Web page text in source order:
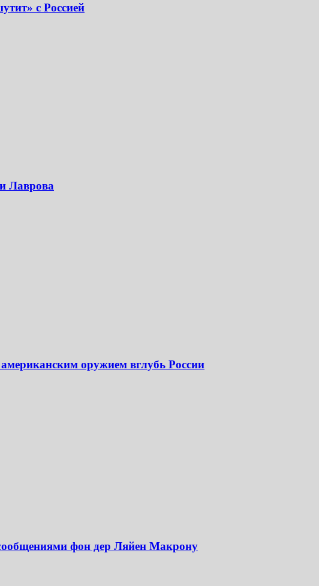
с Россией
Лаврова
оружием вглубь России
фон дер Ляйен Макрону